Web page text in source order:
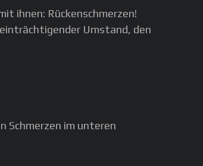
ihnen: Rückenschmerzen!
Umstand, den
Schmerzen im unteren